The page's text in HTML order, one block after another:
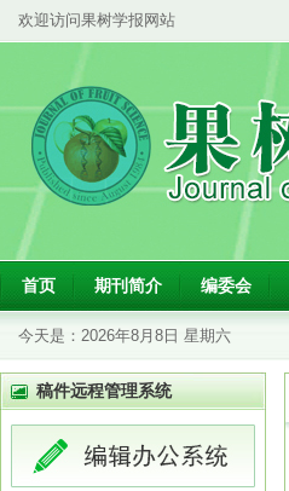
欢迎访问果树学报网站
首页 期刊简介 编委会
今天是： 2026年8月8日 星期六
稿件远程管理系统